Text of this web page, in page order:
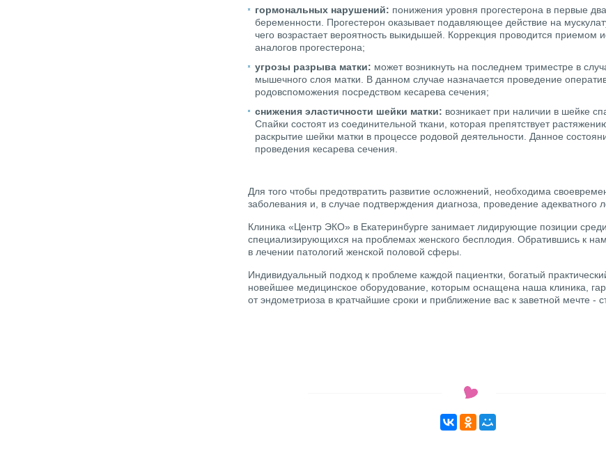
гормональных нарушений: понижения уровня прогестерона в первые
беременности. Прогестерон оказывает подавляющее действие на
чего возрастает вероятность выкидышей. Коррекция проводится приемом
аналогов прогестерона;
угрозы разрыва матки: может возникнуть на последнем триместре в
мышечного слоя матки. В данном случае назначается проведение
родовспоможения посредством кесарева сечения;
снижения эластичности шейки матки: возникает при наличии в шейке
Спайки состоят из соединительной ткани, которая препятствует
раскрытие шейки матки в процессе родовой деятельности. Данное
проведения кесарева сечения.
Для того чтобы предотвратить развитие осложнений, необходима
заболевания и, в случае подтверждения диагноза, проведение адекватного
Клиника «Центр ЭКО» в Екатеринбурге занимает лидирующие позиции среди
специализирующихся на проблемах женского бесплодия. Обратившись к
в лечении патологий женской половой сферы.
Индивидуальный подход к проблеме каждой пациентки, богатый
новейшее медицинское оборудование, которым оснащена наша клиника,
от эндометриоза в кратчайшие сроки и приближение вас к заветной мечте -